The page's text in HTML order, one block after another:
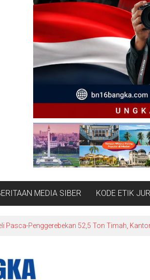
MEDIA SIBER KODE ETIK
Temuan 53 Ton Pasir Timah di Belitung: